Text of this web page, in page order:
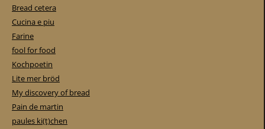
Bread cetera
Cucina e piu
Farine
fool for food
Kochpoetin
Lite mer bröd
My discovery of bread
Pain de martin
paules ki(t)chen